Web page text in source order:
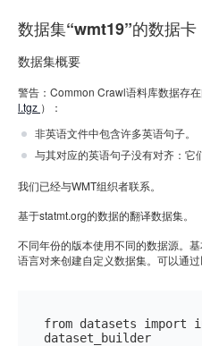
数据集“wmt19”的数据卡
数据集概要
警告：Common Crawl语料库数据存
l.tgz ）：
非英语文件中包含许多英语句子。
与其对应的英语句子没有对齐：它
我们已经与WMT组织者联系。
基于statmt.org的数据的翻译数据集。
不同年份的版本使用不同的数据源。
语言对来创建自定义数据集。可以通过
from datasets import
dataset_builder